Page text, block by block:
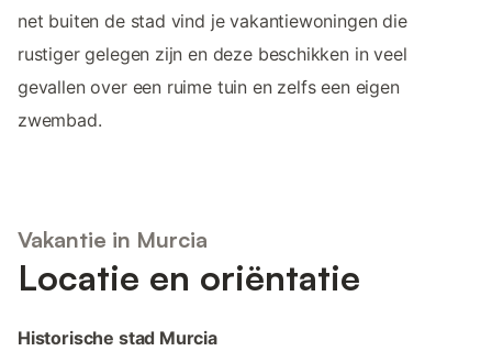
net buiten de stad vind je vakantiewoningen die
rustiger gelegen zijn en deze beschikken in veel
gevallen over een ruime tuin en zelfs een eigen
zwembad.
Vakantie in Murcia
Locatie en oriëntatie
Historische stad Murcia